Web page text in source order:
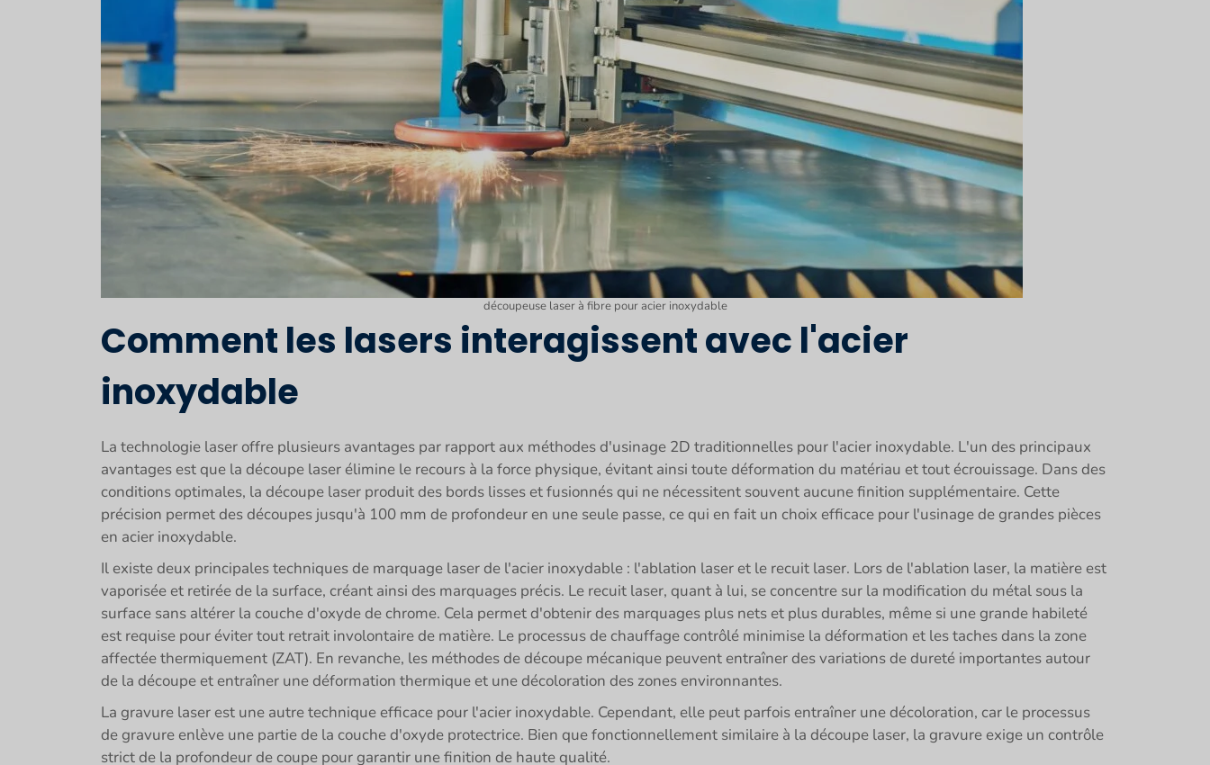
découpeuse laser à fibre pour acier inoxydable
Comment les lasers interagissent avec l'acier
inoxydable
La technologie laser offre plusieurs avantages par rapport aux méthodes d'usinage 2D traditionnelles pour l'acier inoxydable. L'un des principaux
avantages est que la découpe laser élimine le recours à la force physique, évitant ainsi toute déformation du matériau et tout écrouissage. Dans des
conditions optimales, la découpe laser produit des bords lisses et fusionnés qui ne nécessitent souvent aucune finition supplémentaire. Cette
précision permet des découpes jusqu'à 100 mm de profondeur en une seule passe, ce qui en fait un choix efficace pour l'usinage de grandes pièces
en acier inoxydable.
Il existe deux principales techniques de marquage laser de l'acier inoxydable : l'ablation laser et le recuit laser. Lors de l'ablation laser, la matière est
vaporisée et retirée de la surface, créant ainsi des marquages précis. Le recuit laser, quant à lui, se concentre sur la modification du métal sous la
surface sans altérer la couche d'oxyde de chrome. Cela permet d'obtenir des marquages plus nets et plus durables, même si une grande habileté
est requise pour éviter tout retrait involontaire de matière. Le processus de chauffage contrôlé minimise la déformation et les taches dans la zone
affectée thermiquement (ZAT). En revanche, les méthodes de découpe mécanique peuvent entraîner des variations de dureté importantes autour
de la découpe et entraîner une déformation thermique et une décoloration des zones environnantes.
La gravure laser est une autre technique efficace pour l'acier inoxydable. Cependant, elle peut parfois entraîner une décoloration, car le processus
de gravure enlève une partie de la couche d'oxyde protectrice. Bien que fonctionnellement similaire à la découpe laser, la gravure exige un contrôle
strict de la profondeur de coupe pour garantir une finition de haute qualité.